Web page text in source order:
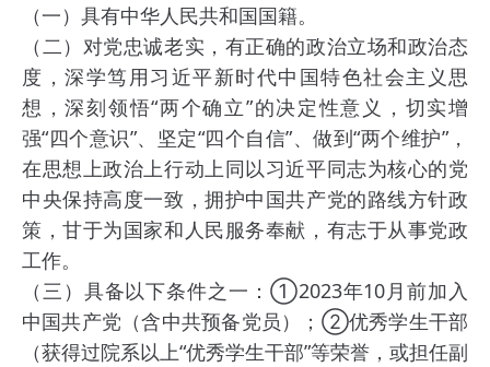
（一）具有中华人民共和国国籍。
（二）对党忠诚老实，有正确的政治立场和政治态
度，深学笃用习近平新时代中国特色社会主义思
想，深刻领悟“两个确立”的决定性意义，切实增
强“四个意识”、坚定“四个自信”、做到“两个维护”，
在思想上政治上行动上同以习近平同志为核心的党
中央保持高度一致，拥护中国共产党的路线方针政
策，甘于为国家和人民服务奉献，有志于从事党政
工作。
（三）具备以下条件之一：①2023年10月前加入
中国共产党（含中共预备党员）；②优秀学生干部
（获得过院系以上“优秀学生干部”等荣誉，或担任副